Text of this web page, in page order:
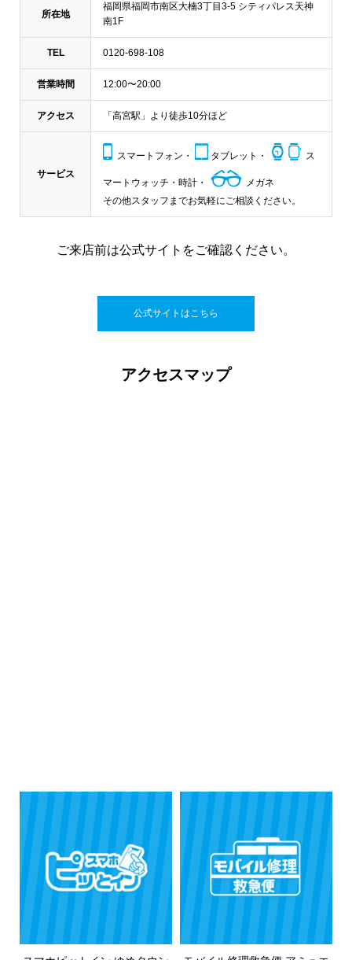
所在地
福岡県福岡市南区大楠3丁目3-5 シティパレス天神
南1F
TEL 0120-698-108
営業時間 12:00〜20:00
アクセス 「高宮駅」より徒歩10分ほど
サービス
スマートフォン・ タブレット・ ス
マートウォッチ・時計・
メガネ
その他スタッフまでお気軽にご相談ください。
ご来店前は公式サイトをご確認ください。
公式サイトはこちら
アクセスマップ